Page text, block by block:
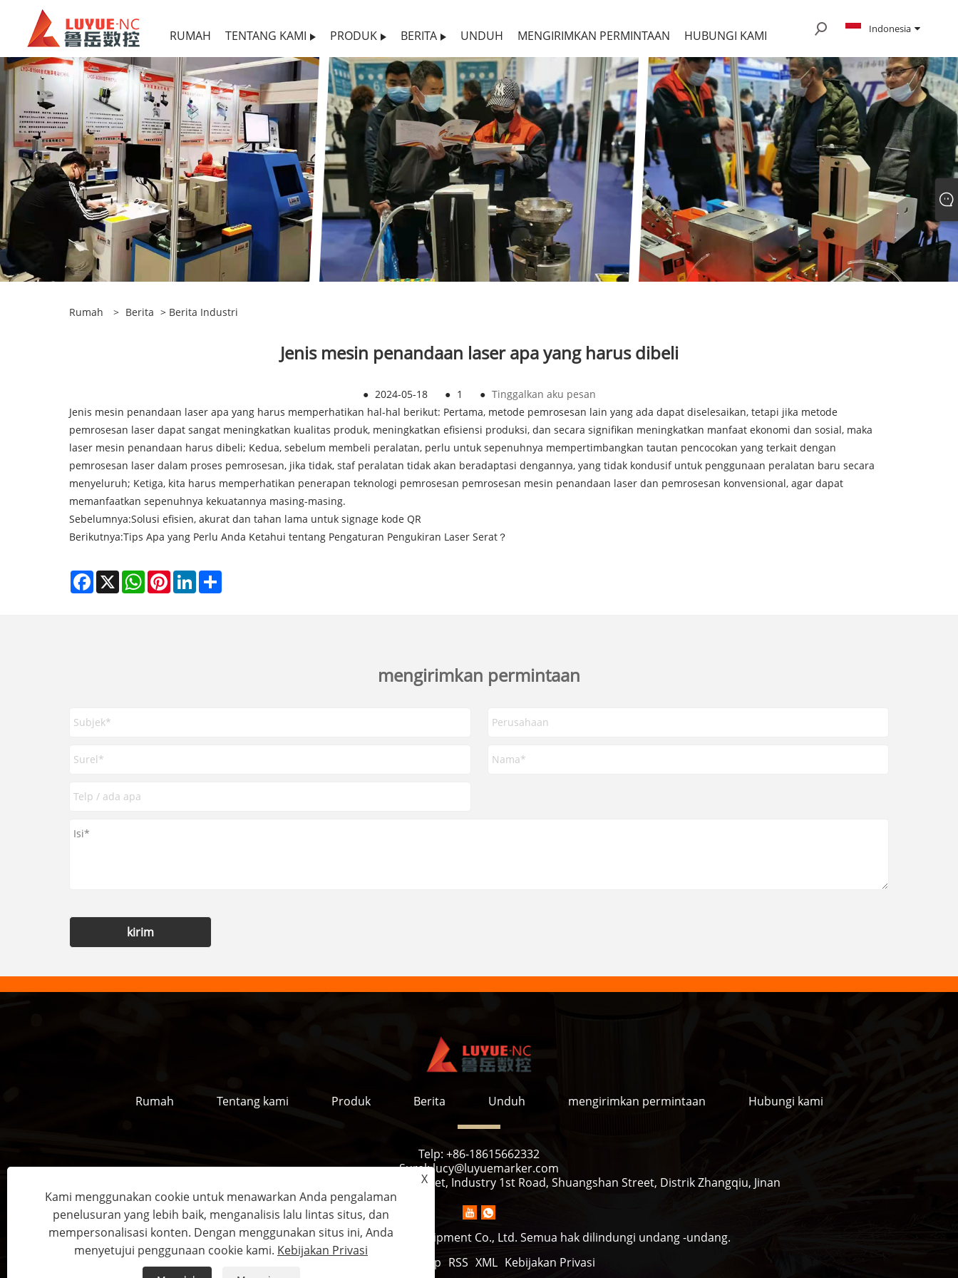
RUMAH TENTANG KAMI PRODUK BERITA UNDUH MENGIRIMKAN PERMINTAAN HUBUNGI KAMI Indonesia
Rumah > Berita > Berita Industri
Jenis mesin penandaan laser apa yang harus dibeli
● 2024-05-18 ● 1 ● Tinggalkan aku pesan
Jenis mesin penandaan laser apa yang harus memperhatikan hal-hal berikut: Pertama, metode pemrosesan lain yang ada dapat diselesaikan, tetapi jika metode
pemrosesan laser dapat sangat meningkatkan kualitas produk, meningkatkan efisiensi produksi, dan secara signifikan meningkatkan manfaat ekonomi dan sosial, maka
laser mesin penandaan harus dibeli; Kedua, sebelum membeli peralatan, perlu untuk sepenuhnya mempertimbangkan tautan pencocokan yang terkait dengan
pemrosesan laser dalam proses pemrosesan, jika tidak, staf peralatan tidak akan beradaptasi dengannya, yang tidak kondusif untuk penggunaan peralatan baru secara
menyeluruh; Ketiga, kita harus memperhatikan penerapan teknologi pemrosesan pemrosesan mesin penandaan laser dan pemrosesan konvensional, agar dapat
memanfaatkan sepenuhnya kekuatannya masing-masing.
Sebelumnya:Solusi efisien, akurat dan tahan lama untuk signage kode QR
Berikutnya:Tips Apa yang Perlu Anda Ketahui tentang Pengaturan Pengukiran Laser Serat？
Facebook
X WhatsAppPinterestLinkedIn
mengirimkan permintaan
kirim
Rumah Tentang kami Produk Berita Unduh mengirimkan permintaan Hubungi kami
Telp: +86-18615662332
Surel:lucy@luyuemarker.com
Donghao Industrial Zone, Qingping Street, Industry 1st Road, Shuangshan Street, Distrik Zhangqiu, Jinan
Hak Cipta © 2022 Jinan Luyue CNC Equipment Co., Ltd. Semua hak dilindungi undang -undang.
Sitemap RSS XML Kebijakan Privasi
X
Kami menggunakan cookie untuk menawarkan Anda pengalaman
penelusuran yang lebih baik, menganalisis lalu lintas situs, dan
mempersonalisasi konten. Dengan menggunakan situs ini, Anda
menyetujui penggunaan cookie kami. Kebijakan Privasi